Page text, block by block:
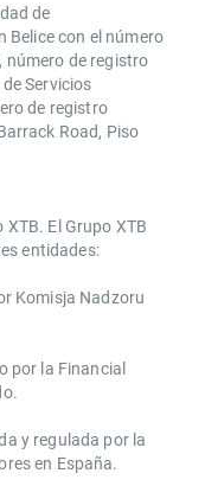
de
con el número
de registro
Servicios
de registro
Road, Piso
El Grupo XTB
entidades:
Komisja Nadzoru
por la ​Financial
y regulada por la
en España.